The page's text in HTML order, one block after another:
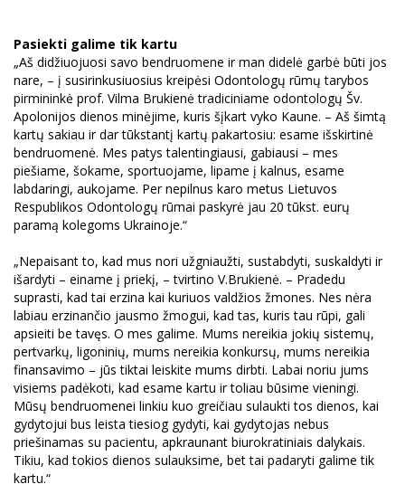
Pasiekti galime tik kartu
„Aš didžiuojuosi savo bendruomene ir man didelė garbė būti jos
nare, – į susirinkusiuosius kreipėsi Odontologų rūmų tarybos
pirmininkė prof. Vilma Brukienė tradiciniame odontologų Šv.
Apolonijos dienos minėjime, kuris šįkart vyko Kaune. – Aš šimtą
kartų sakiau ir dar tūkstantį kartų pakartosiu: esame išskirtinė
bendruomenė. Mes patys talentingiausi, gabiausi – mes
piešiame, šokame, sportuojame, lipame į kalnus, esame
labdaringi, aukojame. Per nepilnus karo metus Lietuvos
Respublikos Odontologų rūmai paskyrė jau 20 tūkst. eurų
paramą kolegoms Ukrainoje.“
„Nepaisant to, kad mus nori užgniaužti, sustabdyti, suskaldyti ir
išardyti – einame į priekį, – tvirtino V.Brukienė. – Pradedu
suprasti, kad tai erzina kai kuriuos valdžios žmones. Nes nėra
labiau erzinančio jausmo žmogui, kad tas, kuris tau rūpi, gali
apsieiti be tavęs. O mes galime. Mums nereikia jokių sistemų,
pertvarkų, ligoninių, mums nereikia konkursų, mums nereikia
finansavimo – jūs tiktai leiskite mums dirbti. Labai noriu jums
visiems padėkoti, kad esame kartu ir toliau būsime vieningi.
Mūsų bendruomenei linkiu kuo greičiau sulaukti tos dienos, kai
gydytojui bus leista tiesiog gydyti, kai gydytojas nebus
priešinamas su pacientu, apkraunant biurokratiniais dalykais.
Tikiu, kad tokios dienos sulauksime, bet tai padaryti galime tik
kartu.“